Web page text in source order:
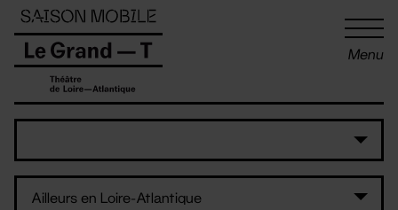
Menu
Panneau de gestion des cookies